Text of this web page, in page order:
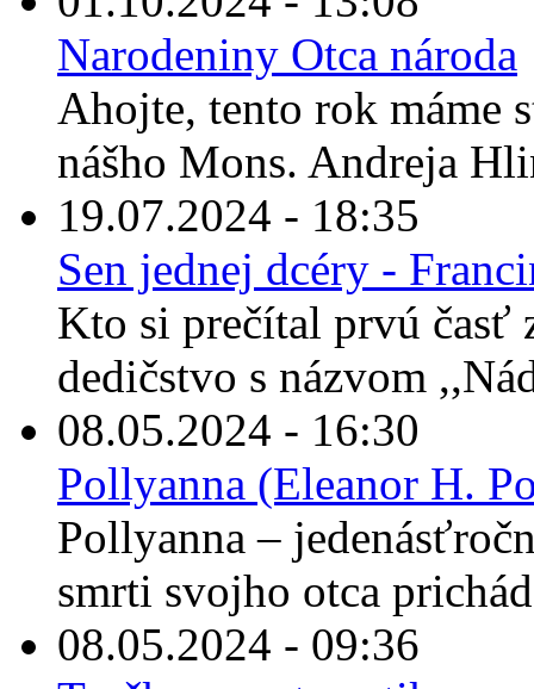
Narodeniny Otca národa
Ahojte, tento rok máme
nášho Mons. Andreja
19.07.2024 - 18:35
Sen jednej dcéry -
Kto si prečítal prvú časť
dedičstvo s názvom
08.05.2024 - 16:30
Pollyanna (Eleanor H.
Pollyanna –
smrti svojho otca
08.05.2024 - 09:36